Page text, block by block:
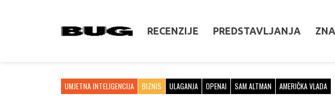
RECENZIJE PREDSTAVLJANJA
UMJETNA INTELIGENCIJA BIZNIS ULAGANJA OPENAI SAM ALTMAN AMERIČKA VLADA